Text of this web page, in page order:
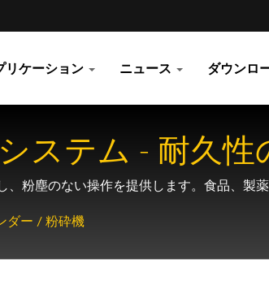
リケーション ニュース ダウンロ
ステム - 耐久性
粉塵のない操作を提供します。食品、製
ダー / 粉砕機